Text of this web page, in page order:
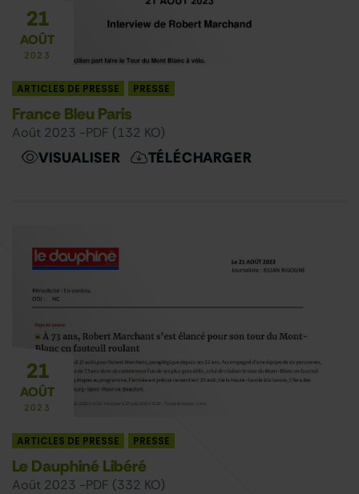
21
AOÛT
2023
ARTICLES DE PRESSE PRESSE
France Bleu Paris
août 2023 -PDF (132 KO)
VISUALISER TÉLÉCHARGER
21
AOÛT
2023
ARTICLES DE PRESSE PRESSE
Le Dauphiné Libéré
août 2023 -PDF (332 KO)